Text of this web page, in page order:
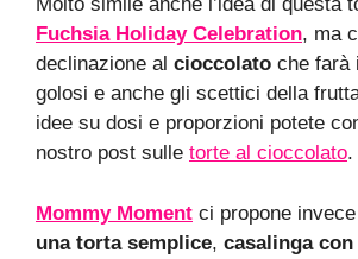
Molto simile anche l’idea di questa
Fuchsia Holiday Celebration, ma
declinazione al cioccolato che farà
golosi e anche gli scettici della
idee su dosi e proporzioni potete
nostro post sulle torte al cioccolato.
Mommy Moment ci propone
una torta semplice, casalinga